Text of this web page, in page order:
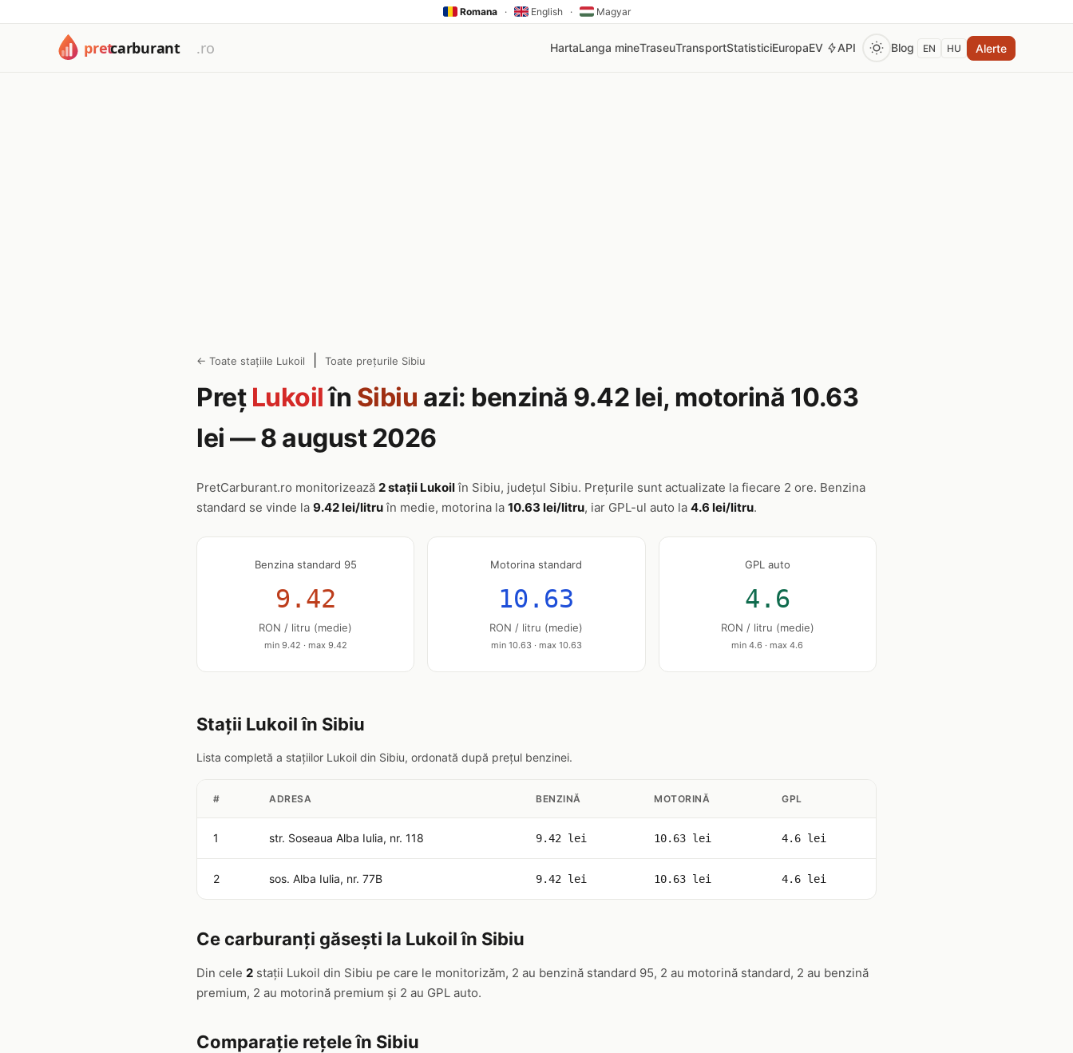
Romana · English · Magyar
HartaLanga mineTraseuTransportStatisticiEuropaEV API Blog EN HU Alerte
← Toate stațiile Lukoil Toate prețurile Sibiu
Preț Lukoilîn Sibiu azi: benzină 9.42 lei, motorină 10.63
lei — 8 august 2026
PretCarburant.ro monitorizează 2 stații Lukoilîn Sibiu, județul Sibiu. Prețurile sunt actualizate la fiecare 2 ore. Benzina
standard se vinde la 9.42 lei/litruîn medie, motorina la 10.63 lei/litru, iar GPL-ul auto la 4.6 lei/litru.
Benzina standard 95
9.42
RON / litru (medie)
min 9.42 · max 9.42
Motorina standard
10.63
RON / litru (medie)
min 10.63 · max 10.63
GPL auto
4.6
RON / litru (medie)
min 4.6 · max 4.6
Stații Lukoil în Sibiu
Lista completă a stațiilor Lukoil din Sibiu, ordonată după prețul benzinei.
# ADRESA BENZINĂ MOTORINĂ GPL
1 str. Soseaua Alba Iulia, nr. 118 9.42 lei 10.63 lei 4.6 lei
2 sos. Alba Iulia, nr. 77B 9.42 lei 10.63 lei 4.6 lei
Ce carburanți găsești la Lukoil în Sibiu
Din cele 2 stații Lukoil din Sibiu pe care le monitorizăm, 2 au benzină standard 95, 2 au motorină standard, 2 au benzină
premium, 2 au motorină premium și 2 au GPL auto.
Comparație rețele în Sibiu